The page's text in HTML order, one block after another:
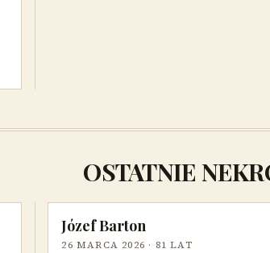
OSTATNIE
Józef Barton
26 MARCA 2026 · 81 LAT